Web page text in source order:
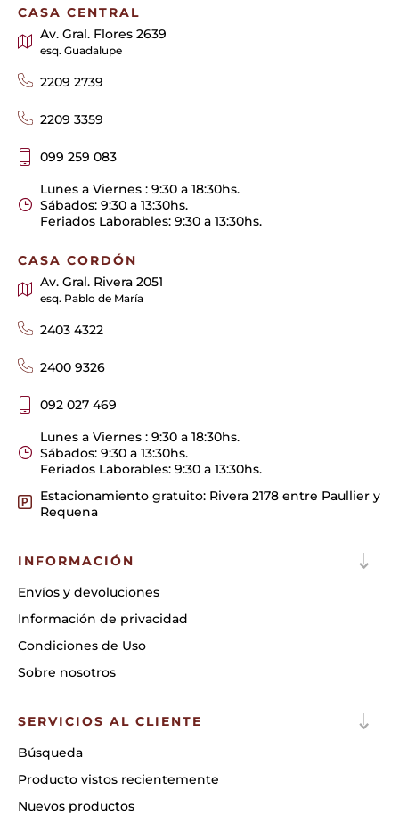
CASA CENTRAL
Av. Gral. Flores 2639
esq. Guadalupe
2209 2739
2209 3359
099 259 083
Lunes a Viernes : 9:30 a 18:30hs.
Sábados: 9:30 a 13:30hs.
Feriados Laborables: 9:30 a 13:30hs.
CASA CORDÓN
Av. Gral. Rivera 2051
esq. Pablo de María
2403 4322
2400 9326
092 027 469
Lunes a Viernes : 9:30 a 18:30hs.
Sábados: 9:30 a 13:30hs.
Feriados Laborables: 9:30 a 13:30hs.
Estacionamiento gratuito: Rivera 2178 entre Paullier y
Requena
INFORMACIÓN
Envíos y devoluciones
Información de privacidad
Condiciones de Uso
Sobre nosotros
SERVICIOS AL CLIENTE
Búsqueda
Producto vistos recientemente
Nuevos productos